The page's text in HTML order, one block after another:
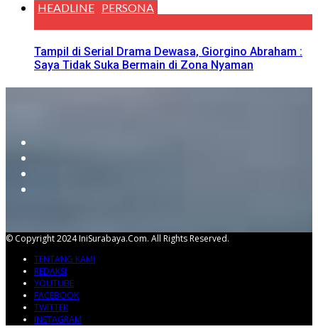
HEADLINE PERSONA
Tampil di Serial Drama Dewasa, Giorgino Abraham :
Saya Tidak Suka Bermain di Zona Nyaman
© Copyright 2024 IniSurabaya.com. All Rights Reserved.
TENTANG KAMI
REDAKSI
YOUTUBE
FACEBOOK
TWITTER
INSTAGRAM